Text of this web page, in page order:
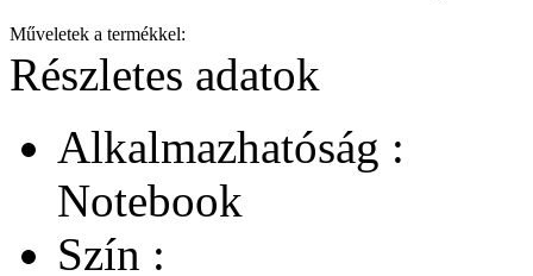
Műveletek a termékkel:
Részletes adatok
Alkalmazhatóság :
Notebook
Szín :